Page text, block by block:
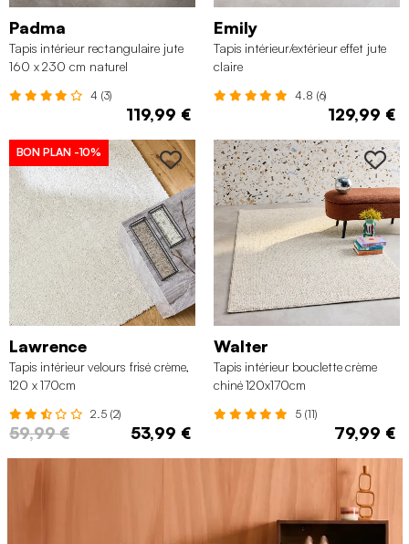
Padma
Tapis intérieur rectangulaire jute
160 x 230 cm naturel
4 (3)
119,99 €
Emily
Tapis intérieur/extérieur effet jute
claire
4.8 (6)
129,99 €
BON PLAN -10%
Lawrence
Tapis intérieur velours frisé crème,
120 x 170cm
2.5 (2)
59,99 € 53,99 €
Walter
Tapis intérieur bouclette crème
chiné 120x170cm
5 (11)
79,99 €